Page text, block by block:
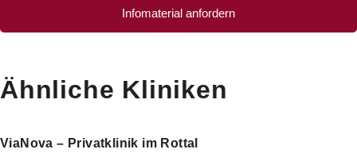
Infomaterial anfordern
Ähnliche Kliniken
ViaNova – Privatklinik im Rottal